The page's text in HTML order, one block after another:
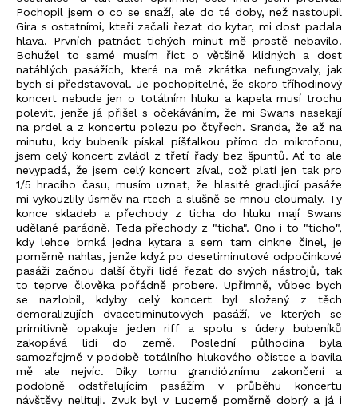
Pochopil jsem o co se snaží, ale do té doby, než nastoupil
Gira s ostatními, kteří začali řezat do kytar, mi dost padala
hlava. Prvních patnáct tichých minut mě prostě nebavilo.
Bohužel to samé musím říct o většině klidných a dost
natáhlých pasážích, které na mě zkrátka nefungovaly, jak
bych si představoval. Je pochopitelné, že skoro tříhodinový
koncert nebude jen o totálním hluku a kapela musí trochu
polevit, jenže já přišel s očekáváním, že mi Swans nasekají
na prdel a z koncertu polezu po čtyřech. Sranda, že až na
minutu, kdy bubeník pískal píšťalkou přímo do mikrofonu,
jsem celý koncert zvládl z třetí řady bez špuntů. Ať to ale
nevypadá, že jsem celý koncert zíval, což platí jen tak pro
1/5 hracího času, musím uznat, že hlasité gradující pasáže
mi vykouzlily úsměv na rtech a slušně se mnou cloumaly. Ty
konce skladeb a přechody z ticha do hluku mají Swans
udělané parádně. Teda přechody z "ticha". Ono i to "ticho",
kdy lehce brnká jedna kytara a sem tam cinkne činel, je
poměrně nahlas, jenže když po desetiminutové odpočinkové
pasáži začnou další čtyři lidé řezat do svých nástrojů, tak
to teprve člověka pořádně probere. Upřímně, vůbec bych
se nazlobil, kdyby celý koncert byl složený z těch
demoralizujích dvacetiminutových pasáží, ve kterých se
primitivně opakuje jeden riff a spolu s údery bubeníků
zakopává lidi do země. Poslední půlhodina byla
samozřejmě v podobě totálního hlukového očistce a bavila
mě ale nejvíc. Díky tomu grandióznímu zakončení a
podobně odstřelujícím pasážím v průběhu koncertu
návštěvy nelituji. Zvuk byl v Lucerně poměrně dobrý a já i